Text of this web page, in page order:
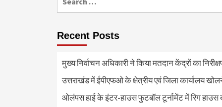
Recent Posts
मुख्य निर्वाचन अधिकारी ने किया मतदान केंद्रों का
उत्तराखंड में ईपीएफओ के क्षेत्रीय एवं जिला कार्यालय
ओलंपस हाई के इंटर-हाउस फुटबॉल टूर्नामेंट में रिग हाउस